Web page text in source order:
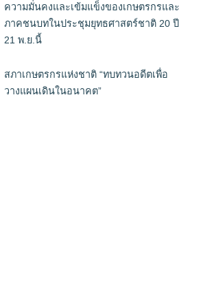
ความมั่นคงและเข้มแข็งของเกษตรกรและ
ภาคชนบทในประชุมยุทธศาสตร์ชาติ 20 ปี
21 พ.ย.นี้
สภาเกษตรกรแห่งชาติ “ทบทวนอดีตเพื่อ
วางแผนเดินในอนาคต”